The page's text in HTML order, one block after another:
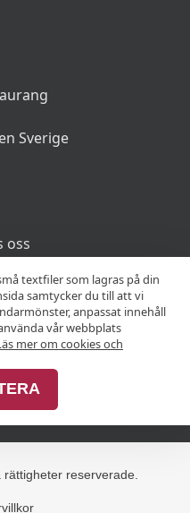
Sverige
oss
reserverade.
textfiler som lagras på din
samtycker du till att vi
anpassat innehåll
vår webbplats
mer om cookies och